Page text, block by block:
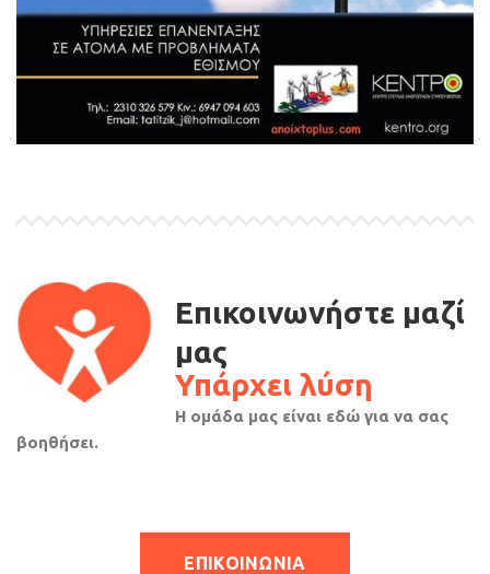
Επικοινωνήστε μαζί
μας
Υπάρχει λύση
Η ομάδα μας είναι εδώ για να σας
βοηθήσει.
ΕΠΙΚΟΙΝΩΝΙΑ